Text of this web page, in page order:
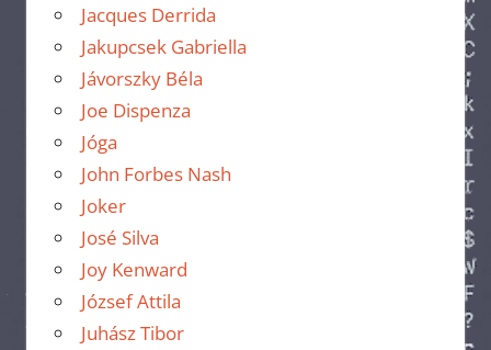
Jacques Derrida
Jakupcsek Gabriella
Jávorszky Béla
Joe Dispenza
Jóga
John Forbes Nash
Joker
José Silva
Joy Kenward
József Attila
Juhász Tibor